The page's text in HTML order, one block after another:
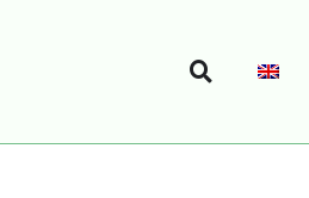
SearchSEARCH